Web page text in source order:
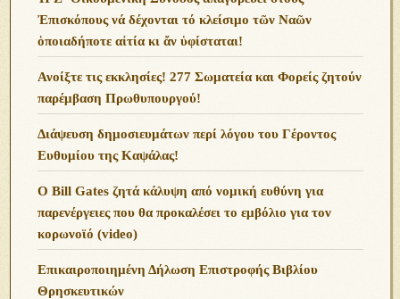
Ἐπισκόπους νά δέχονται τό κλείσιμο τῶν Ναῶν
ὁποιαδήποτε αἰτία κι ἄν ὑφίσταται!
Ανoίξτε τις εκκλησίες! 277 Σωματεία και Φορείς ζητούν
παρέμβαση Πρωθυπουργού!
Διάψευση δημοσιευμάτων περί λόγου του Γέροντος
Ευθυμίου της Καψάλας!
O Bill Gates ζητά κάλυψη από νομική ευθύνη για
παρενέργειες που θα προκαλέσει το εμβόλιο για τον
κορωνοϊό (video)
Επικαιροποιημένη Δήλωση Επιστροφής Βιβλίου
Θρησκευτικών